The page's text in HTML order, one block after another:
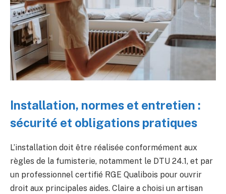
Installation, normes et entretien :
sécurité et obligations pratiques
L’installation doit être réalisée conformément aux
règles de la fumisterie, notamment le DTU 24.1, et par
un professionnel certifié RGE Qualibois pour ouvrir
droit aux principales aides. Claire a choisi un artisan